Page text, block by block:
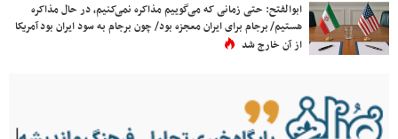
ابوالفتح: حتی زمانی که می‌گوییم مذاکره نمی‌کنیم، در حال مذاکره
هستیم/ برجام برای ایران معجزه بود/ چون برجام به سود ایران بود آمریکا
از آن خارج شد